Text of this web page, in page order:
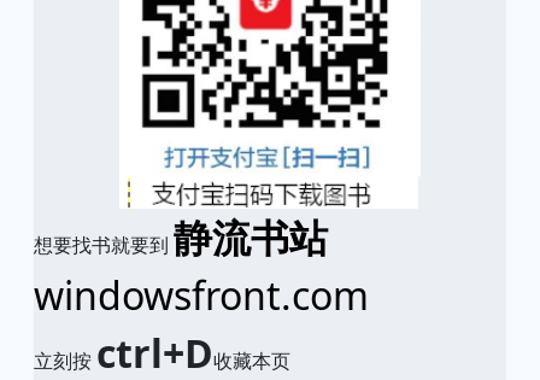
想要找书就要到 静流书站
windowsfront.com
立刻按 ctrl+D收藏本页